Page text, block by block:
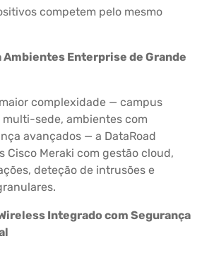
competem pelo mesmo
Ambientes Enterprise de Grande
complexidade — campus
sede, ambientes com
avançados — a DataRoad
Cisco Meraki com gestão cloud,
deteção de intrusões e
Integrado com Segurança